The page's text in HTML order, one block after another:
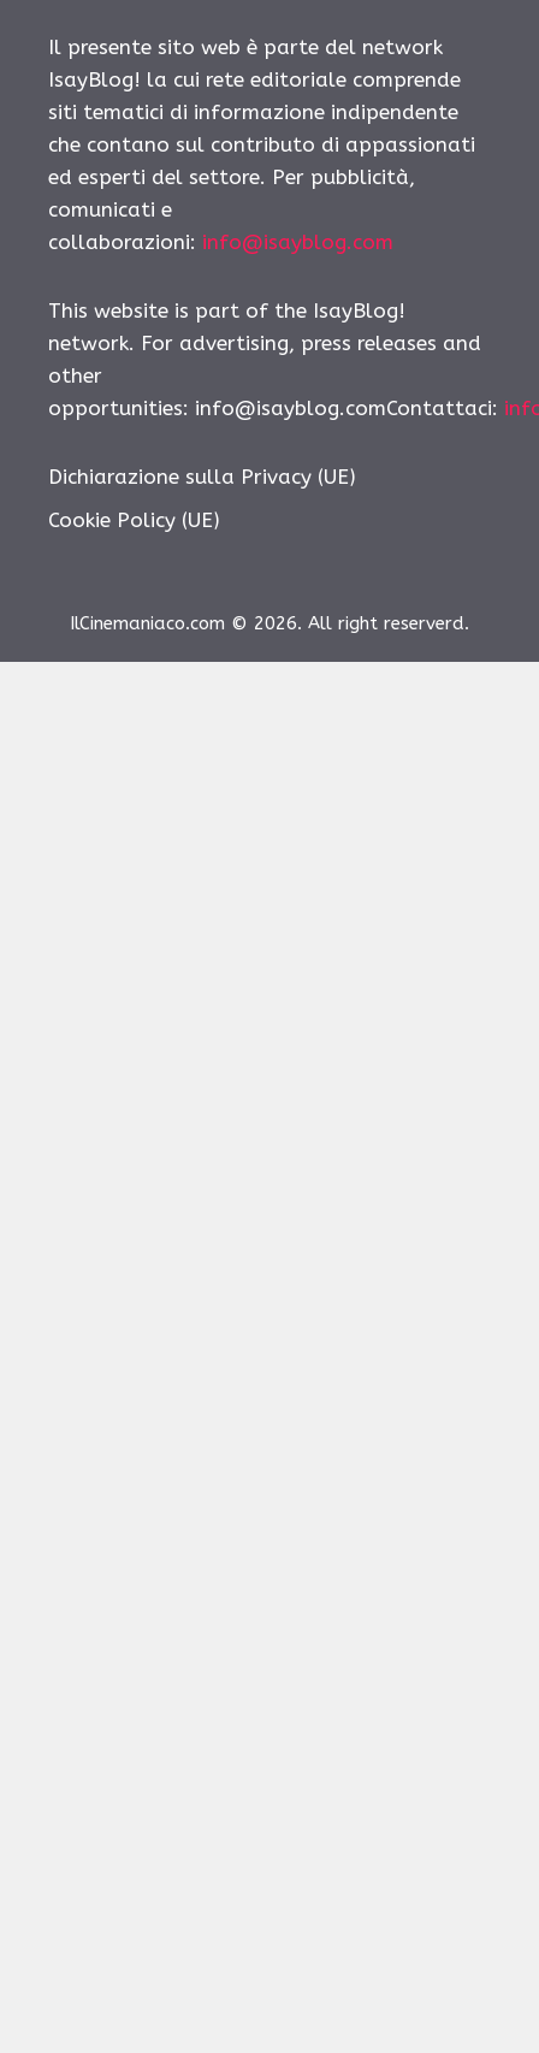
Il presente sito web è parte del network
IsayBlog! la cui rete editoriale comprende
siti tematici di informazione indipendente
che contano sul contributo di appassionati
ed esperti del settore. Per pubblicità,
comunicati e
collaborazioni: info@isayblog.com
This website is part of the IsayBlog!
network. For advertising, press releases and
other
opportunities: info@isayblog.comContattaci:
Dichiarazione sulla Privacy (UE)
Cookie Policy (UE)
IlCinemaniaco.com © 2026. All right reserverd.